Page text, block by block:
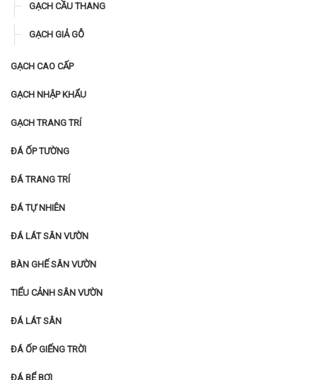
GẠCH CẦU THANG
GẠCH GIẢ GỖ
GẠCH CAO CẤP
GẠCH NHẬP KHẨU
GẠCH TRANG TRÍ
ĐÁ ỐP TƯỜNG
ĐÁ TRANG TRÍ
ĐÁ TỰ NHIÊN
ĐÁ LÁT SÂN VƯỜN
BÀN GHẾ SÂN VƯỜN
TIỂU CẢNH SÂN VƯỜN
ĐÁ LÁT SÂN
ĐÁ ỐP GIẾNG TRỜI
ĐÁ BỂ BƠI